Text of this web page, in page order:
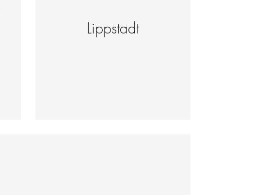
Lippstadt